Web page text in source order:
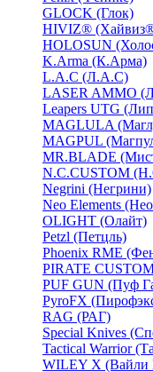
GLOCK (Глок)
HIVIZ®
HOLOSUN
K.Arma (К.Арма)
L.A.C (Л.А.С)
LASER AMMO
Leapers UTG
MAGLULA
MAGPUL
MR.BLADE
N.C.CUSTOM
Negrini (Негрини)
Neo Elements
OLIGHT (Олайт)
Petzl (Петцль)
Phoenix RME
PIRATE
PUF GUN (Пуф
PyroFX
RAG (РАГ)
Special Knives
Tactical Warrior
WILEY X (Вайли